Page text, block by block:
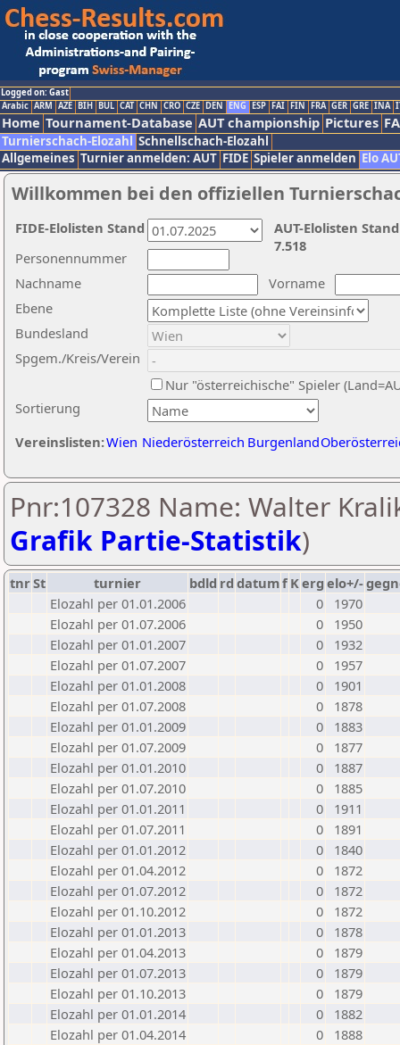
Logged on: Gast
Arabic ARM AZE BIH BUL CAT CHN CRO CZE DEN ENG ESP FAI FIN FRA GER GRE INA
Home Tournament-Database AUT championship Pictures
Turnierschach-Elozahl Schnellschach-Elozahl
Allgemeines Turnier anmelden: AUT FIDE Spieler anmelden Elo
Willkommen bei den offiziellen
Nachname
Vorname
Ebene
Sortierung
Personennummer
Bundesland
Spgem./Kreis/Verein
Nur "österreichische" Spieler
Vereinslisten:Wien Niederösterreich Burgenland
AUT-Elolisten
7.518
FIDE-Elolisten Stand
Pnr:107328 Name: Walter
Grafik Partie-Statistik)
tnrSt turnier bdld rd datumf Kerg elo+/-
Elozahl per 01.01.2006
0
1970
Elozahl per 01.07.2006
0
1950
Elozahl per 01.01.2007
0
1932
Elozahl per 01.07.2007
0
1957
Elozahl per 01.01.2008
0
1901
Elozahl per 01.07.2008
0
1878
Elozahl per 01.01.2009
0
1883
Elozahl per 01.07.2009
0
1877
Elozahl per 01.01.2010
0
1887
Elozahl per 01.07.2010
0
1885
Elozahl per 01.01.2011
0
1911
Elozahl per 01.07.2011
0
1891
Elozahl per 01.01.2012
0
1840
Elozahl per 01.04.2012
0
1872
Elozahl per 01.07.2012
0
1872
Elozahl per 01.10.2012
0
1872
Elozahl per 01.01.2013
0
1878
Elozahl per 01.04.2013
0
1879
Elozahl per 01.07.2013
0
1879
Elozahl per 01.10.2013
0
1879
Elozahl per 01.01.2014
0
1882
Elozahl per 01.04.2014
0
1888